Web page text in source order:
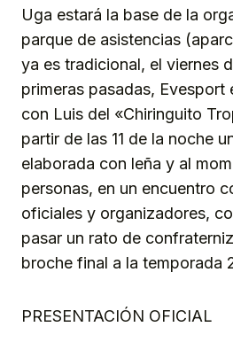
Uga estará la base de la
parque de asistencias
ya es tradicional, el viernes
primeras pasadas, Evesport
con Luis del «Chiringuito
partir de las 11 de la noche
elaborada con leña y al
personas, en un encuentro
oficiales y organizadores,
pasar un rato de
broche final a la temporada
PRESENTACIÓN OFICIAL